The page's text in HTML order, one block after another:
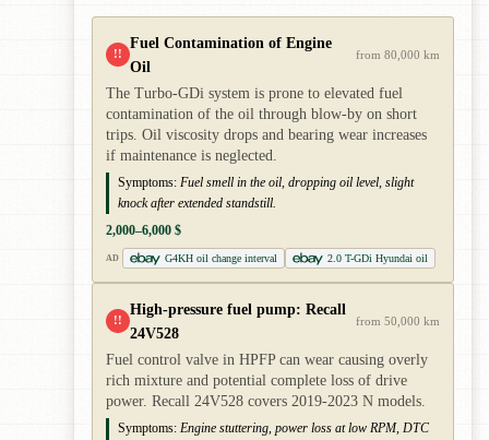
!!
Fuel Contamination of Engine
Oil
from 80,000 km
The Turbo-GDi system is prone to elevated fuel
contamination of the oil through blow-by on short
trips. Oil viscosity drops and bearing wear increases
if maintenance is neglected.
Symptoms: Fuel smell in the oil, dropping oil level, slight
knock after extended standstill.
2,000–6,000 $
AD G4KH oil change interval 2.0 T-GDi Hyundai oil
!!
High-pressure fuel pump: Recall
24V528
from 50,000 km
Fuel control valve in HPFP can wear causing overly
rich mixture and potential complete loss of drive
power. Recall 24V528 covers 2019-2023 N models.
Symptoms: Engine stuttering, power loss at low RPM, DTC